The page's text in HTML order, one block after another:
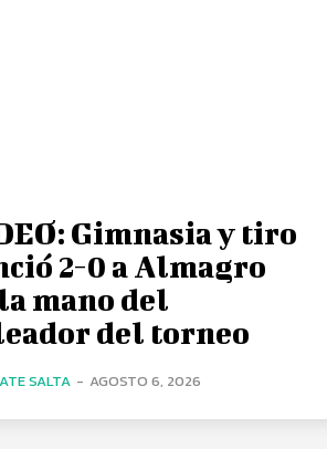
Gimnasia y tiro
2-0 a Almagro
mano del
del torneo
SALTA - AGOSTO 6, 2026